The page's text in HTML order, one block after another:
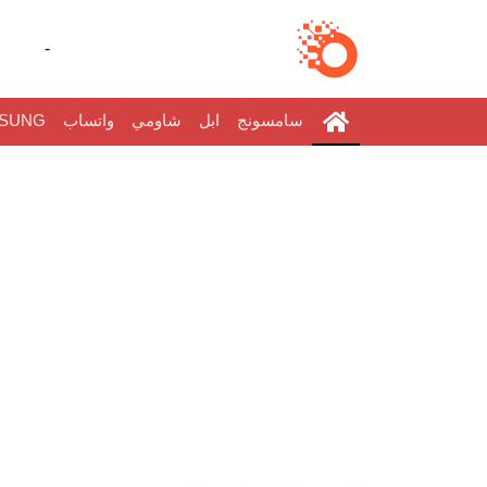
-
سامسونج ابل شاومي واتساب